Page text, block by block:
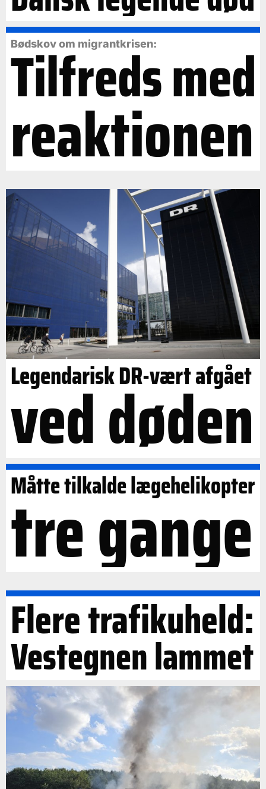
Bødskov om migrantkrisen:
Tilfreds med
reaktionen
Legendarisk DR-vært afgået
ved døden
Måtte tilkalde lægehelikopter
tre gange
Flere trafikuheld:
Vestegnen lammet